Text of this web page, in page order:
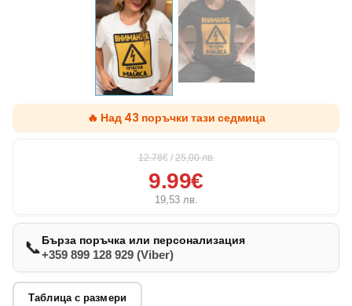
🔥 Над 43 поръчки тази седмица
12.78€ / 25,00лв.
9.99€
19,53 лв.
📞Бърза поръчка или персонализация
+359 899 128 929 (Viber)
Таблица с размери